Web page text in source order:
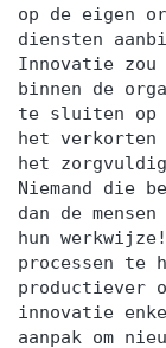
op de eigen
diensten
Innovatie zou
binnen de
te sluiten op
het
het
Niemand die
dan de
hun
processen te
productiever
innovatie
aanpak om